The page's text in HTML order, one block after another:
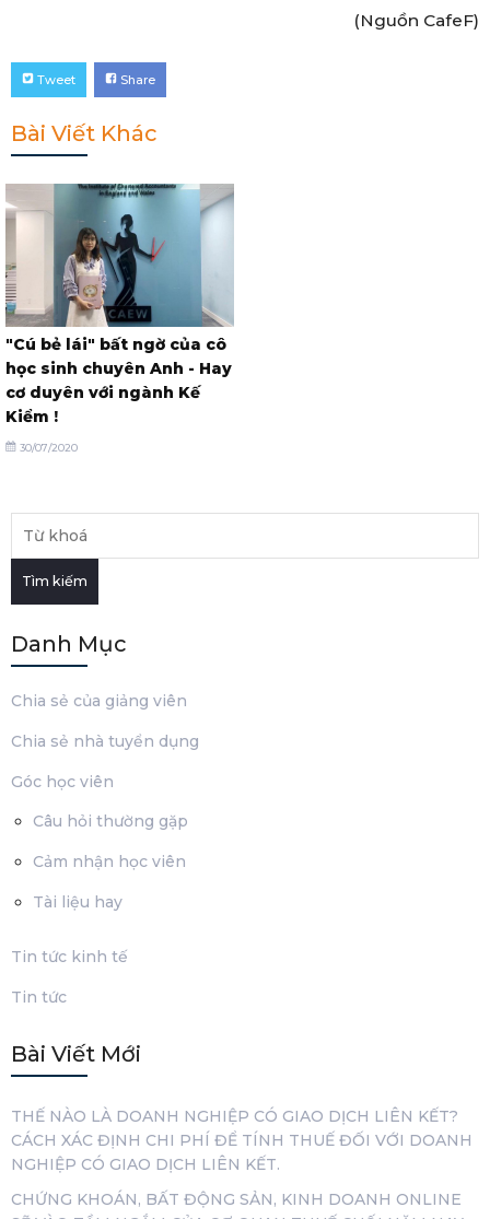
(Nguồn CafeF)
Tweet Share
Bài Viết Khác
"Cú bẻ lái" bất ngờ của cô
học sinh chuyên Anh - Hay
cơ duyên với ngành Kế
Kiểm !
30/07/2020
Tìm kiếm
Danh Mục
Chia sẻ của giảng viên
Chia sẻ nhà tuyển dụng
Góc học viên
Câu hỏi thường gặp
Cảm nhận học viên
Tài liệu hay
Tin tức kinh tế
Tin tức
Bài Viết Mới
THẾ NÀO LÀ DOANH NGHIỆP CÓ GIAO DỊCH LIÊN KẾT?
CÁCH XÁC ĐỊNH CHI PHÍ ĐỂ TÍNH THUẾ ĐỐI VỚI DOANH
NGHIỆP CÓ GIAO DỊCH LIÊN KẾT.
CHỨNG KHOÁN, BẤT ĐỘNG SẢN, KINH DOANH ONLINE